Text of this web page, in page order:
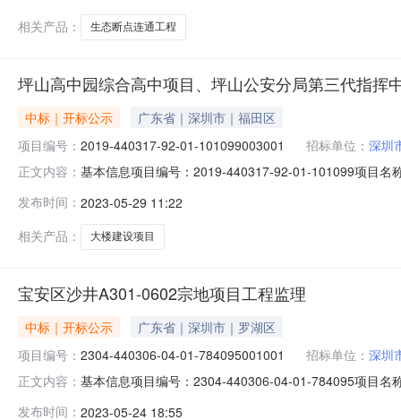
相关产品：
生态断点连通工程
坪山高中园综合高中项目、坪山公安分局第三代指挥
中标｜开标公示
广东省｜深圳市｜福田区
项目编号： 2019-440317-92-01-101099003001 招标单位： 深圳
正文内容： 基本信息项目编号：2019-440317-92-01-101099项目名
第三代指挥中心大楼建设项目（监理）批量招标招标方
发布时间： 2023-05-29 11:22
相关产品：
大楼建设项目
宝安区沙井A301-0602宗地项目工程监理
中标｜开标公示
广东省｜深圳市｜罗湖区
项目编号： 2304-440306-04-01-784095001001 招标单位： 深圳
正文内容： 基本信息项目编号：2304-440306-04-01-784095项目
发布时间： 2023-05-24 18:55